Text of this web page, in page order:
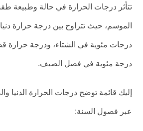
تتأثر درجات الحرارة في حالة وطبيعة
درجة مئوية في فصل الصيف.
إليك قائمة توضح درجات الحرارة
عبر فصول السنة: